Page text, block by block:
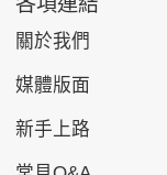
關於我們
媒體版面
新手上路